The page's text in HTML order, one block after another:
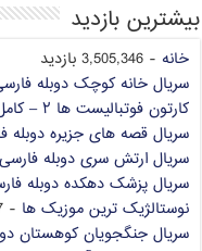
بیشترین بازدید
خانه - 3,505,346 بازدید
سریال خانه کوچک دوبله
کارتون فوتبالیست ها ۲ – کامل (دوبله فارسی)
سریال قصه های جزیره دوبله
سریال ارتش سری دوبله فارسی
سریال پزشک دهکده دوبله
نوستالژیک ترین موزیک ها - 615,237 بازدید
سریال جنگجویان کوهستان